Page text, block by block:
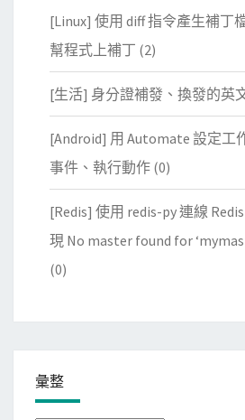
[Linux] 使用 diff 指令產生補丁
幫程式上補丁 (2)
[生活] 身分證補發、換發的英
[Android] 用 Automate 設定工
事件、執行動作 (0)
[Redis] 使用 redis-py 連線
現 No master found for
(0)
彙整